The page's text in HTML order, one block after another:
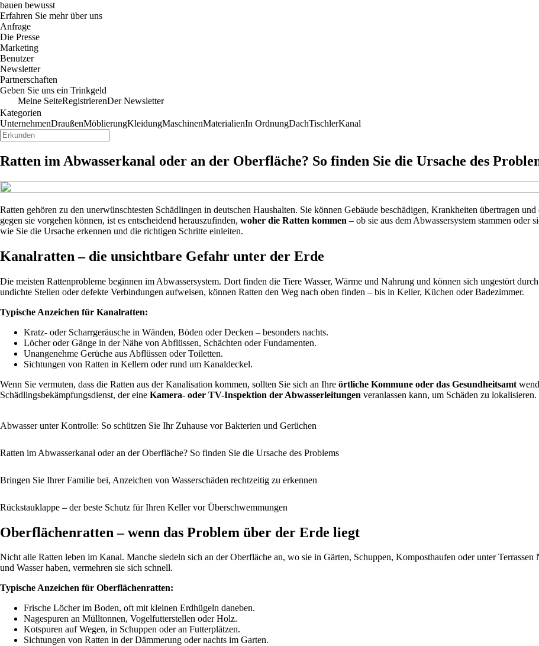
bauen bewusst
Erfahren Sie mehr über uns
Anfrage
Die Presse
Marketing
Benutzer
Newsletter
Partnerschaften
Geben Sie uns ein Trinkgeld
Meine SeiteRegistrierenDer Newsletter
Kategorien
UnternehmenDraußenMöblierungKleidungMaschinenMaterialienIn OrdnungDachTischlerKanal
Ratten im Abwasserkanal oder an der Oberfläche? So finden Sie die Ursache des
Ratten gehören zu den unerwünschtesten Schädlingen in deutschen Haushalten. Sie können Gebäude beschädigen, Krankheiten übertragen
gegen sie vorgehen können, ist es entscheidend herauszufinden, woher die Ratten kommen – ob sie aus dem Abwassersystem stammen oder
wie Sie die Ursache erkennen und die richtigen Schritte einleiten.
Kanalratten – die unsichtbare Gefahr unter der Erde
Die meisten Rattenprobleme beginnen im Abwassersystem. Dort finden die Tiere Wasser, Wärme und Nahrung und können sich ungestört
undichte Stellen oder defekte Verbindungen aufweisen, können Ratten den Weg nach oben finden – bis in Keller, Küchen oder Badezimmer.
Typische Anzeichen für Kanalratten:
Kratz- oder Scharrgeräusche in Wänden, Böden oder Decken – besonders nachts.
Löcher oder Gänge in der Nähe von Abflüssen, Schächten oder Fundamenten.
Unangenehme Gerüche aus Abflüssen oder Toiletten.
Sichtungen von Ratten in Kellern oder rund um Kanaldeckel.
Wenn Sie vermuten, dass die Ratten aus der Kanalisation kommen, sollten Sie sich an Ihre örtliche Kommune oder das Gesundheitsamt
Schädlingsbekämpfungsdienst, der eine Kamera- oder TV-Inspektion der Abwasserleitungen veranlassen kann, um Schäden zu lokalisieren.
Abwasser unter Kontrolle: So schützen Sie Ihr Zuhause vor Bakterien und Gerüchen
Ratten im Abwasserkanal oder an der Oberfläche? So finden Sie die Ursache des Problems
Bringen Sie Ihrer Familie bei, Anzeichen von Wasserschäden rechtzeitig zu erkennen
Rückstauklappe – der beste Schutz für Ihren Keller vor Überschwemmungen
Oberflächenratten – wenn das Problem über der Erde liegt
Nicht alle Ratten leben im Kanal. Manche siedeln sich an der Oberfläche an, wo sie in Gärten, Schuppen, Komposthaufen oder unter
und Wasser haben, vermehren sie sich schnell.
Typische Anzeichen für Oberflächenratten:
Frische Löcher im Boden, oft mit kleinen Erdhügeln daneben.
Nagespuren an Mülltonnen, Vogelfutterstellen oder Holz.
Kotspuren auf Wegen, in Schuppen oder an Futterplätzen.
Sichtungen von Ratten in der Dämmerung oder nachts im Garten.